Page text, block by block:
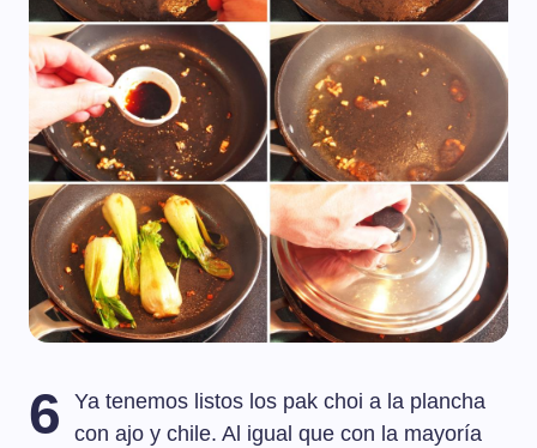
6
Ya tenemos listos los pak choi a la plancha
con ajo y chile. Al igual que con la mayoría